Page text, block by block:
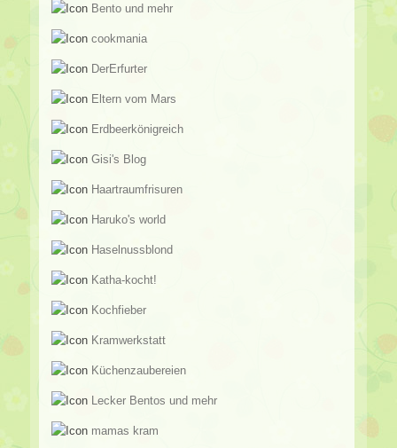
Bento und mehr
cookmania
DerErfurter
Eltern vom Mars
Erdbeerkönigreich
Gisi's Blog
Haartraumfrisuren
Haruko's world
Haselnussblond
Katha-kocht!
Kochfieber
Kramwerkstatt
Küchenzaubereien
Lecker Bentos und mehr
mamas kram